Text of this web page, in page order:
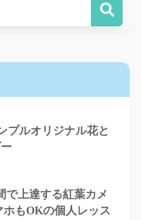
プルオリジナル花と
で上達する紅葉カメ
もOKの個人レッス